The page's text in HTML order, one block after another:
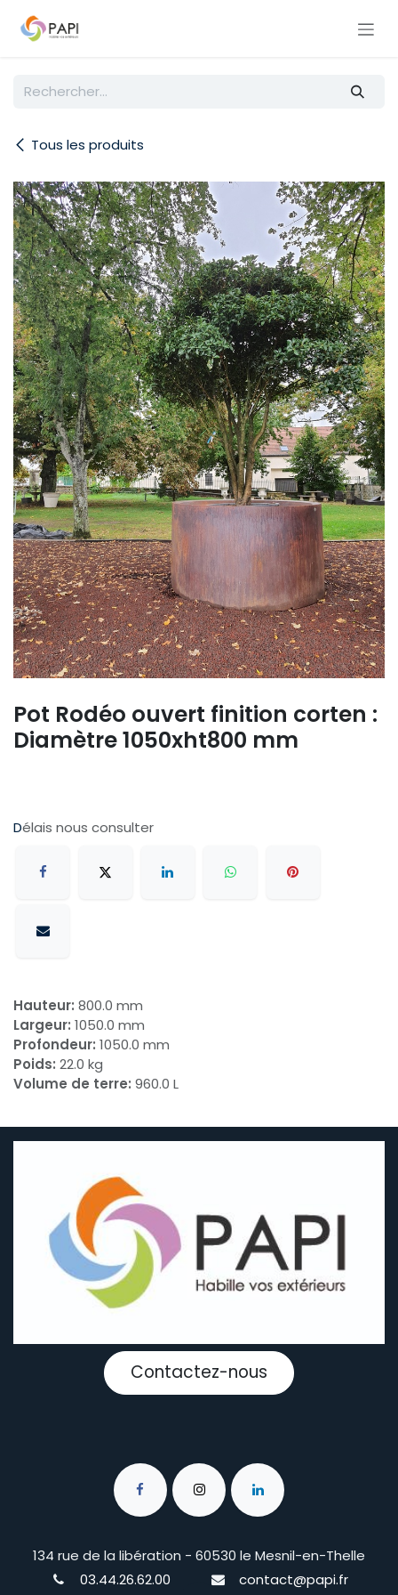
Tous les produits
Pot Rodéo ouvert finition corten :
Diamètre 1050xht800 mm
Délais nous consulter
Hauteur: 800.0 mm
Largeur: 1050.0 mm
Profondeur: 1050.0 mm
Poids: 22.0 kg
Volume de terre: 960.0 L
Contactez-nous
134 rue de la libération - 60530 le Mesnil-en-Thelle
03.44.26.62.00
contact@papi.fr